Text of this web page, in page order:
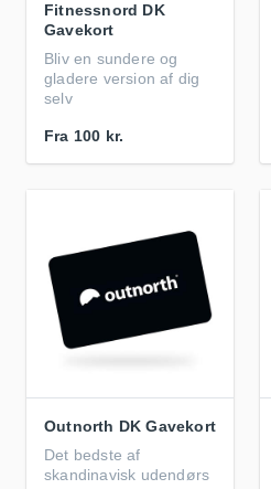
Fitnessnord DK
Gavekort
Bliv en sundere og
gladere version af dig
selv
Fra 100 kr.
Outnorth DK Gavekort
Det bedste af
skandinavisk udendørs